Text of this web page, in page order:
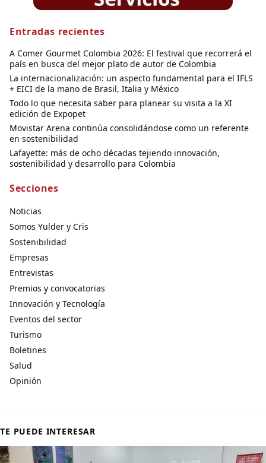
Entradas recientes
A Comer Gourmet Colombia 2026: El festival que recorrerá el
país en busca del mejor plato de autor de Colombia
La internacionalización: un aspecto fundamental para el IFLS
+ EICI de la mano de Brasil, Italia y México
Todo lo que necesita saber para planear su visita a la XI
edición de Expopet
Movistar Arena continúa consolidándose como un referente
en sostenibilidad
Lafayette: más de ocho décadas tejiendo innovación,
sostenibilidad y desarrollo para Colombia
Secciones
Noticias
Somos Yulder y Cris
Sostenibilidad
Empresas
Entrevistas
Premios y convocatorias
Innovación y Tecnología
Eventos del sector
Turismo
Boletines
Salud
Opinión
TE PUEDE INTERESAR